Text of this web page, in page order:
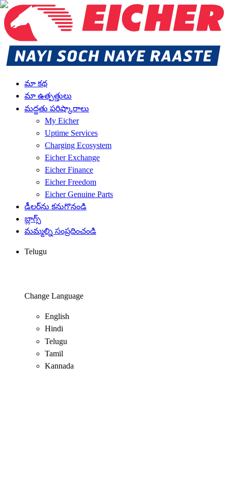
మా కథ
మా ఉత్పత్తులు
మద్దతు పరిష్కారాలు
My Eicher
Uptime Services
Charging Ecosystem
Eicher Exchange
Eicher Finance
Eicher Freedom
Eicher Genuine Parts
డీలర్‌ను కనుగొనండి
బ్లాగ్స్
మమ్మల్ని సంప్రదించండి
Telugu
Change Language
English
Hindi
Telugu
Tamil
Kannada